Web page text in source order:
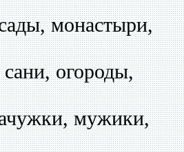
монастыри,
огороды,
мужики,